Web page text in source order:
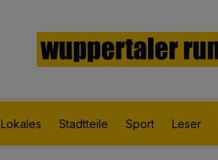
Lokales Stadtteile Sport Leser